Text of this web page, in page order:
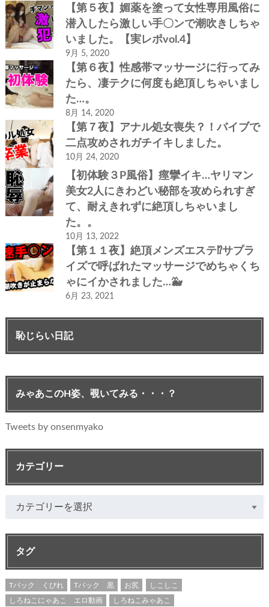
【第５夜】媚薬を塗って女性専用風俗に
潜入したら激しい手〇ンで潮吹きしちゃ
いました。【実レポvol.4】
9月 5, 2020
【第６夜】性感帯マッサージに行ってみ
たら、凄テクに何度も絶頂しちゃいまし
た…。
8月 14, 2020
【第７夜】アナル処女喪失？！バイブで
二点攻めされガチイキしました。
10月 24, 2020
【初体験３P風俗】痙攣イキ…ヤリマン
美女2人にきわどい秘部を攻められすぎ
て、耐えきれずに絶頂しちゃいまし
た。。
10月 13, 2022
【第１１夜】絶頂メンズエステ⁉サプラ
イズで呼ばれたマッサージでめちゃくち
ゃにイかされました…🐳
6月 23, 2021
恥じらい日記
みゃあこのH姿、覗いてみる・・・？
Tweets by onsenmyako
カテゴリー
タグ
Tバック くびれ Tバック 黒 お尻 しこしこ
しろねこにゃあこ エロ動画 しろねこみゃあこ